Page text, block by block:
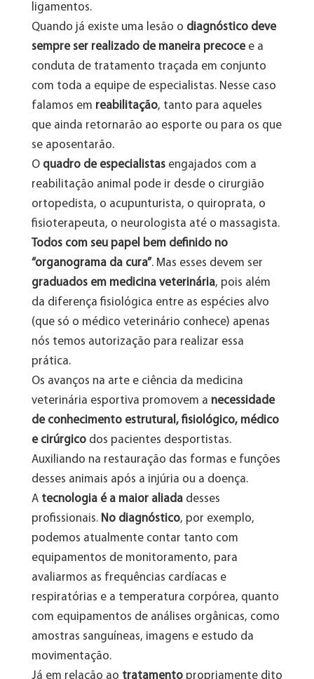
ligamentos.
Quando já existe uma lesão o diagnóstico deve
sempre ser realizado de maneira precocee a
conduta de tratamento traçada em conjunto
com toda a equipe de especialistas. Nesse caso
falamos em reabilitação, tanto para aqueles
que ainda retornarão ao esporte ou para os que
se aposentarão.
O quadro de especialistasengajados com a
reabilitação animal pode ir desde o cirurgião
ortopedista, o acupunturista, o quiroprata, o
fisioterapeuta, o neurologista até o massagista.
Todos com seu papel bem definido no
“organograma da cura”. Mas esses devem ser
graduados em medicina veterinária, pois além
da diferença fisiológica entre as espécies alvo
(que só o médico veterinário conhece) apenas
nós temos autorização para realizar essa
prática.
Os avanços na arte e ciência da medicina
veterinária esportiva promovem a necessidade
de conhecimento estrutural, fisiológico, médico
e cirúrgicodos pacientes desportistas.
Auxiliando na restauração das formas e funções
desses animais após a injúria ou a doença.
A tecnologia é a maior aliadadesses
profissionais. No diagnóstico, por exemplo,
podemos atualmente contar tanto com
equipamentos de monitoramento, para
avaliarmos as frequências cardíacas e
respiratórias e a temperatura corpórea, quanto
com equipamentos de análises orgânicas, como
amostras sanguíneas, imagens e estudo da
movimentação.
Já em relação ao tratamentopropriamente dito